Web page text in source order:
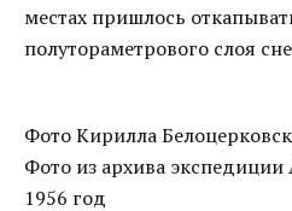
местах пришлось
полутораметрового слоя
Фото Кирилла
Фото из архива экспедиции
1956 год